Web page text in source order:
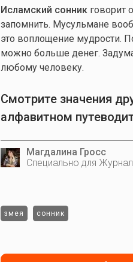
Исламский сонникговорит
запомнить. Мусульмане
это воплощение мудрости.
можно больше денег.
любому человеку.
Смотрите значения
алфавитном
Магдалина Гросс
Специально для
змея сонник